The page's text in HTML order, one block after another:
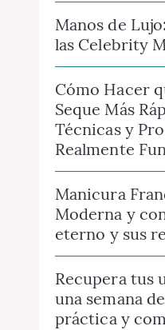
Manos de
las Celebrity
Cómo Hacer
Seque Más
Técnicas y
Realmente
Manicura
Moderna y
eterno y sus
Recupera tus
una semana
práctica y